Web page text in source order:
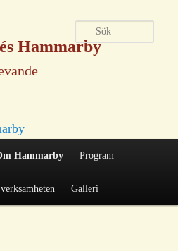
Hammarby
Hammarby Program
Galleri